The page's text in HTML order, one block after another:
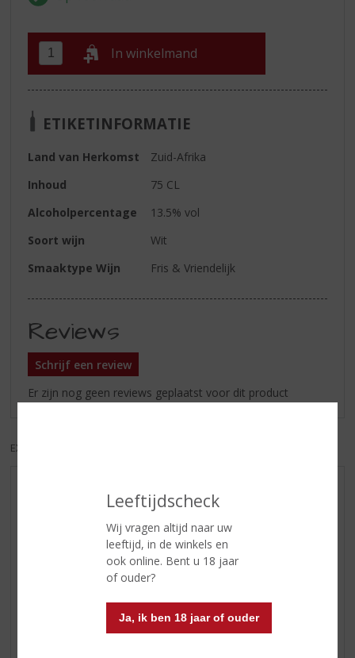
Leeftijdscheck
Wij vragen altijd naar uw
leeftijd, in de winkels en
ook online. Bent u 18 jaar
of ouder?
Ja, ik ben 18 jaar of ouder
In winkelmand
ETIKETINFORMATIE
Land van Herkomst
Zuid-Afrika
Inhoud
75 CL
Alcoholpercentage
13.5% vol
Soort wijn
Wit
Smaaktype Wijn
Fris & Vriendelijk
Reviews
Schrijf een review
Er zijn nog geen reviews geplaatst voor dit product
EXCL. BTW
AANBIEDINGEN
WIJN VAN DE MAAND
WHISKY VAN DE MAAND
RUM VAN DE MAAND
BIER VAN DE MAAND
SPIRIT VAN DE MAAND
EXCLUSIEF TOPSLIJTER